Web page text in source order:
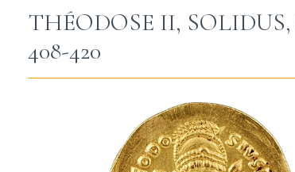
THÉODOSE II,
408-420